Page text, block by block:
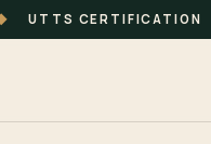
UTTS CERTIFICATION